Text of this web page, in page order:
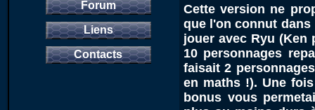
Forum
Liens
Contacts
Cette version ne
que l'on connut
jouer avec Ryu (Ken
10 personnages
faisait 2
en maths !). Une
bonus vous